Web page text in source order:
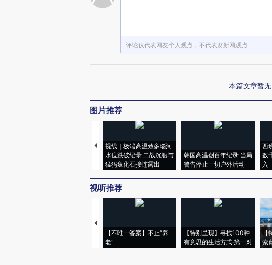
评论仅代表网友个人观点，不代表财新网观点
本篇文章暂
图片推荐
视线｜极端高温致多瑙河
水位跌破纪录 二战沉船与
猛犸象化石接连露出
韩国高温创百年纪录 当局
警告停止一切户外活动
西
数
入
视听推荐
【不唯一答案】不止“养
老”
【特别呈现】寻找100种
有意思的生活方式·第一对
【
索